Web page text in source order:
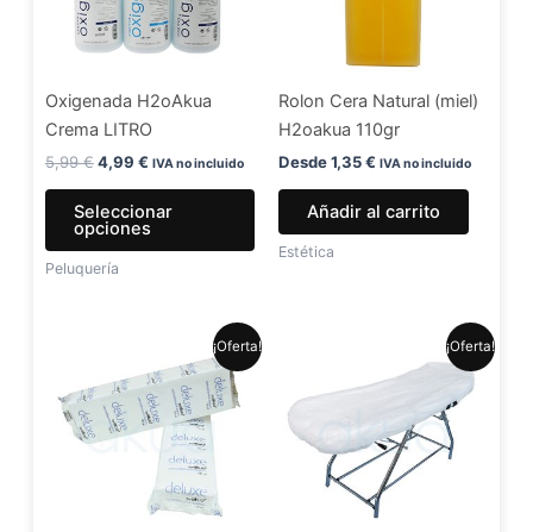
Oxigenada H2oAkua
Crema LITRO
5,99€4,99 € IVA no incluido
Seleccionar
opciones
pueden
elegir
la
página
de
Peluquería
Rolon Cera Natural (miel)
H2oakua 110gr
Desde1,35€ IVA no incluido
Añadir al carrito
Estética
¡Oferta!
original
era:
7,99 €.
actual
es:
6,49 €.
¡Oferta!
original
era:
actual
1,20 €.